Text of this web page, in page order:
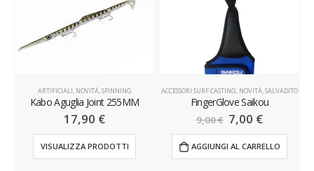
ARTIFICIALI, NOVITÀ,SPINNING
Kabo Aguglia Joint 255MM
17,90 €
VISUALIZZA PRODOTTI
ACCESSORI SURF CASTING, NOVITÀ,SALVADITO
FingerGlove Saikou
9,00€ 7,00 €
AGGIUNGI AL CARRELLO